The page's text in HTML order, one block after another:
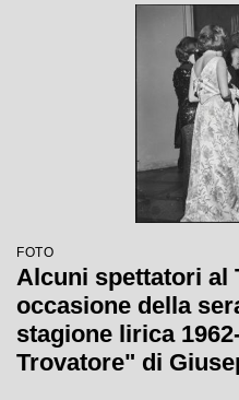
FOTO
Alcuni spettatori al
occasione della
stagione lirica
Trovatore" di